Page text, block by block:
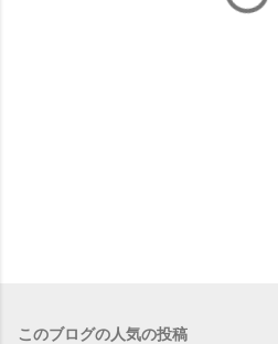
このブログの人気の投稿